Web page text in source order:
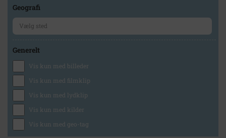
Geografi
Generelt
Vis kun med billeder
Vis kun med filmklip
Vis kun med lydklip
Vis kun med kilder
Vis kun med geo-tag